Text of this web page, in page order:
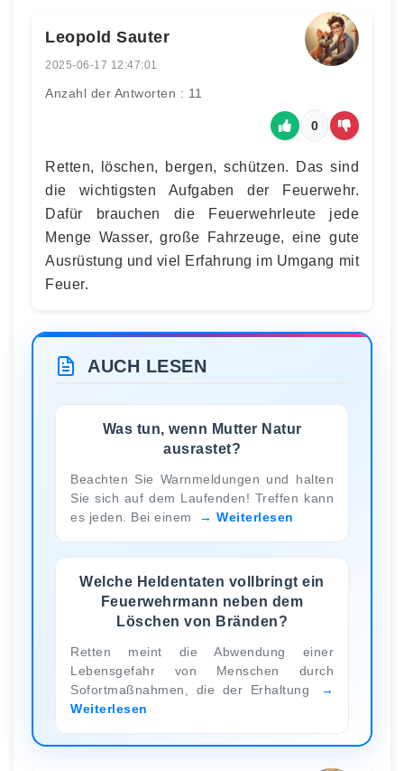
Leopold Sauter
2025-06-17 12:47:01
Anzahl der Antworten : 11
0
Retten, löschen, bergen, schützen. Das sind
die wichtigsten Aufgaben der Feuerwehr.
Dafür brauchen die Feuerwehrleute jede
Menge Wasser, große Fahrzeuge, eine gute
Ausrüstung und viel Erfahrung im Umgang mit
Feuer.
AUCH LESEN
Was tun, wenn Mutter Natur
ausrastet?
Beachten Sie Warnmeldungen und halten
Sie sich auf dem Laufenden! Treffen kann
es jeden. Bei einem
Weiterlesen
Welche Heldentaten vollbringt ein
Feuerwehrmann neben dem
Löschen von Bränden?
Retten meint die Abwendung einer
Lebensgefahr von Menschen durch
Sofortmaßnahmen, die der Erhaltung
Weiterlesen